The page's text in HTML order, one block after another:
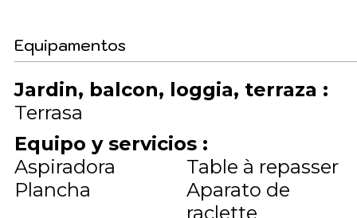
Equipamentos
Jardin, balcon, loggia, terraza :
Terrasa
Equipo y servicios :
Aspiradora
Table à repasser
Plancha
Aparato de
raclette